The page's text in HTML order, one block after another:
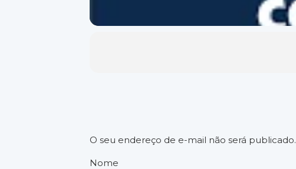
O seu endereço de e-mail não será publicado.
Nome